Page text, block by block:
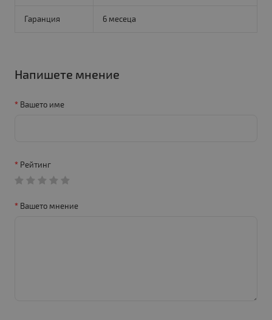
Гаранция 6 месеца
Напишете мнение
Вашето име
Рейтинг
Вашето мнение